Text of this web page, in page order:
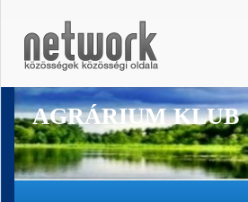
AGRÁRIUM KLUB